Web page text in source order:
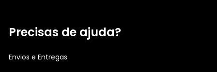
Precisas de ajuda?
Envios e Entregas